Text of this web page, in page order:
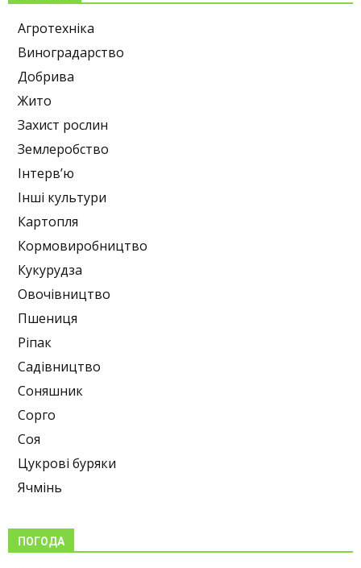
Агротехніка
Виноградарство
Добрива
Жито
Захист рослин
Землеробство
Інтерв’ю
Інші культури
Картопля
Кормовиробництво
Кукурудза
Овочівництво
Пшениця
Ріпак
Садівництво
Соняшник
Сорго
Соя
Цукрові буряки
Ячмінь
ПОГОДА